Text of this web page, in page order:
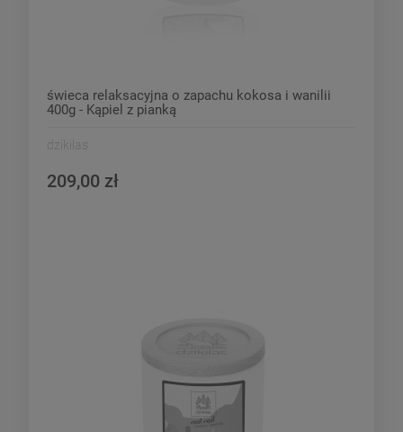
świeca relaksacyjna o zapachu kokosa i wanilii
400g - Kąpiel z pianką
dzikilas
209,00 zł